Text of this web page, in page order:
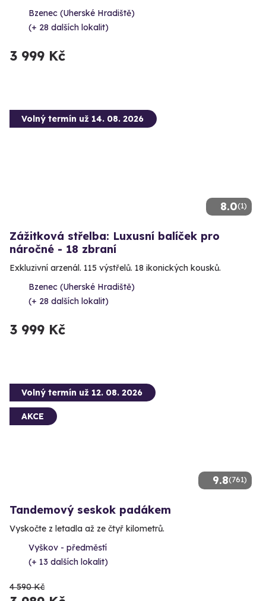
Bzenec (Uherské Hradiště)
(+ 28 dalších lokalit)
3 999 Kč
8.0(1)
Volný termín už 14. 08. 2026
Zážitková střelba: Luxusní balíček pro
náročné - 18 zbraní
Exkluzivní arzenál. 115 výstřelů. 18 ikonických kousků.
Bzenec (Uherské Hradiště)
(+ 28 dalších lokalit)
3 999 Kč
9.8(761)
Volný termín už 12. 08. 2026
AKCE
Tandemový seskok padákem
Vyskočte z letadla až ze čtyř kilometrů.
Vyškov - předměstí
(+ 13 dalších lokalit)
4 590 Kč